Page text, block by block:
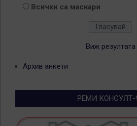
Всички са маскари
Виж резултата
Архив анкети
РЕМИ КОНСУЛТ-